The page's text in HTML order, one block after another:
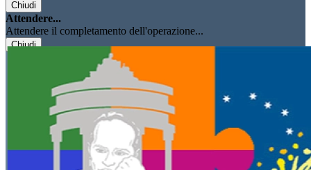
Chiudi
Attendere...
Attendere il completamento dell'operazione...
Chiudi